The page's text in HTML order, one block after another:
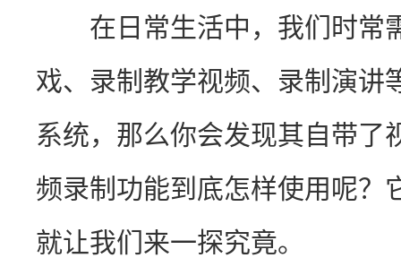
在日常生活中，我们时常
戏、录制教学视频、录制演讲
系统，那么你会发现其自带了
频录制功能到底怎样使用呢？
就让我们来一探究竟。